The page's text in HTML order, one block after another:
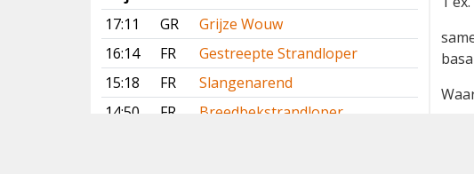
17:11
GR
Grijze Wouw
16:14
FR
Gestreepte Strandloper
15:18
FR
Slangenarend
14:50
FR
Breedbekstrandloper
1